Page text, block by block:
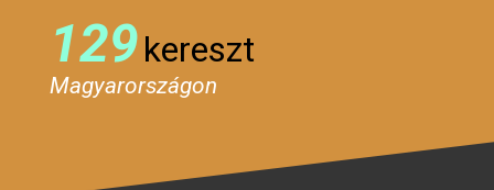
129kereszt
Magyarországon